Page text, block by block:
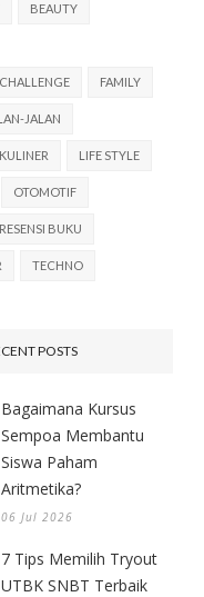
BEAUTY
FAMILY
JALAN
KULINER LIFE STYLE
OTOMOTIF
RESENSI BUKU
TECHNO
POSTS
Bagaimana Kursus
Sempoa Membantu
Siswa Paham
Aritmetika?
06 Jul 2026
7 Tips Memilih Tryout
UTBK SNBT Terbaik